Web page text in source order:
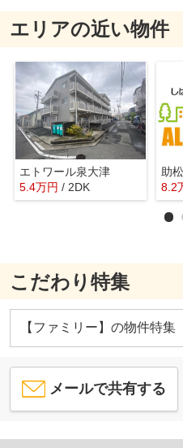
エリアの近い物件
エトワール泉大津
5.4万円 / 2DK
助
8.2
こだわり特集
【ファミリー】の物件特集
メールで共有する